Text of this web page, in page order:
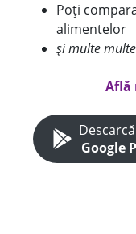
Poți
alimentelor
și multe
Află
Google